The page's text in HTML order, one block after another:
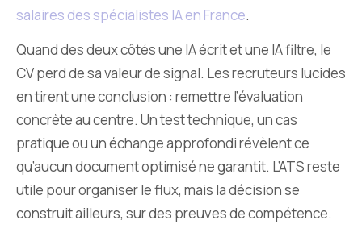
salaires des spécialistes IA en France.
Quand des deux côtés une IA écrit et une IA filtre, le
CV perd de sa valeur de signal. Les recruteurs lucides
en tirent une conclusion : remettre l’évaluation
concrète au centre. Un test technique, un cas
pratique ou un échange approfondi révèlent ce
qu’aucun document optimisé ne garantit. L’ATS reste
utile pour organiser le flux, mais la décision se
construit ailleurs, sur des preuves de compétence.